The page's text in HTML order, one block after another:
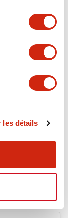
les détails